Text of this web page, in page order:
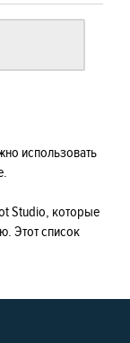
использовать
Studio, которые
Этот список